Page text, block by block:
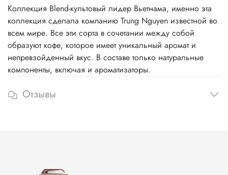
Коллекция Blend-культовый лидер Вьетнама, именно эта
коллекция сделала компанию Trung Nguyen известной во
всем мире. Все эти сорта в сочетании между собой
образуют кофе, которое имеет уникальный аромат и
непревзойденный вкус. В составе только натуральные
компоненты, включая и ароматизаторы.
Отзывы